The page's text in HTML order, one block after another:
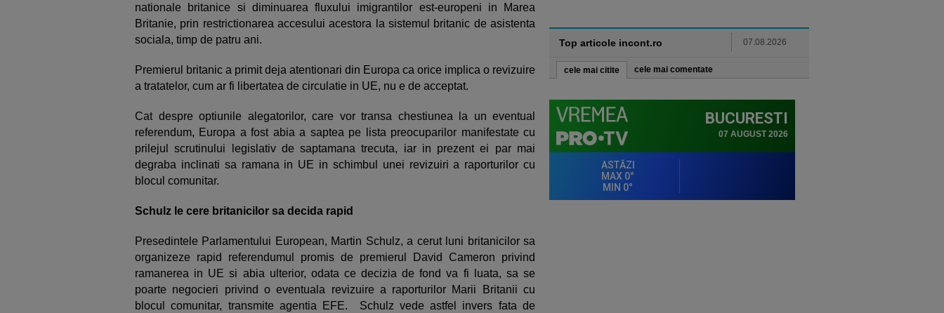
nationale britanice si diminuarea fluxului imigrantilor est-europeni in Marea
Britanie, prin restrictionarea accesului acestora la sistemul britanic de asistenta
sociala, timp de patru ani.
Premierul britanic a primit deja atentionari din Europa ca orice implica o revizuire
a tratatelor, cum ar fi libertatea de circulatie in UE, nu e de acceptat.
Cat despre optiunile alegatorilor, care vor transa chestiunea la un eventual
referendum, Europa a fost abia a saptea pe lista preocuparilor manifestate cu
prilejul scrutinului legislativ de saptamana trecuta, iar in prezent ei par mai
degraba inclinati sa ramana in UE in schimbul unei revizuiri a raporturilor cu
blocul comunitar.
Schulz le cere britanicilor sa decida rapid
Presedintele Parlamentului European, Martin Schulz, a cerut luni britanicilor sa
organizeze rapid referendumul promis de premierul David Cameron privind
ramanerea in UE si abia ulterior, odata ce decizia de fond va fi luata, sa se
poarte negocieri privind o eventuala revizuire a raporturilor Marii Britanii cu
blocul comunitar, transmite agentia EFE. Schulz vede astfel invers fata de
Top articole incont.ro 07.08.2026
cele mai citite cele mai comentate